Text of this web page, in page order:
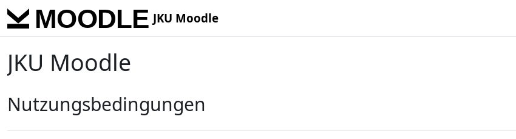
Skip to main content
JKU Moodle
JKU Moodle
Nutzungsbedingungen